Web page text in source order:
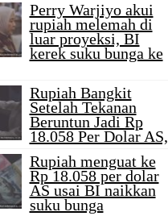
Perry Warjiyo akui
rupiah melemah di
luar proyeksi, BI
kerek suku bunga ke
Rupiah Bangkit
Setelah Tekanan
Beruntun Jadi Rp
18.058 Per Dolar AS,
Rupiah menguat ke
Rp 18.058 per dolar
AS usai BI naikkan
suku bunga